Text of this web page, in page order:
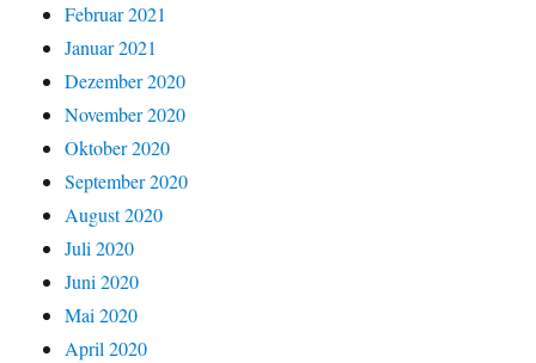
Februar 2021
Januar 2021
Dezember 2020
November 2020
Oktober 2020
September 2020
August 2020
Juli 2020
Juni 2020
Mai 2020
April 2020